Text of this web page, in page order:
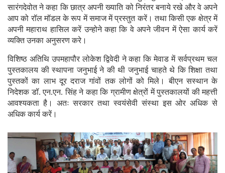
सारंगदेवोत ने कहा कि छात्र अपनी ख्याति को निरंतर बनाये रखे और वे अपने
आप को रॉल मॉडल के रूप में समाज में प्रस्तुत करें। तथा किसी एक क्षेत्र में
अपनी महाराथ हासिल करें उन्होने कहा कि वे अपने जीवन में ऐसा कार्य करें
व्यक्ति उनका अनुसरण करे।
विशिष्ठ अतिथि उपमहापौर लोकेश द्विवेदी ने कहा कि मेवाड में सर्वप्रथम चल
पुस्तकालय की स्थापना जनुभाई ने की थी जनुभाई चाहते थे कि शिक्षा तथा
पुस्तकों का लाभ दूर दराज गांवों तक लोगों को मिले। बीएन सस्थान के
निदेशक डॉ. एन.एन. सिंह ने कहा कि ग्रामीण क्षेत्रों में पुस्तकालयों की महत्ती
आवश्यकता है। अतः सरकार तथा स्वयंसेवी संस्था इस ओर अधिक से
अधिक कार्य करें।